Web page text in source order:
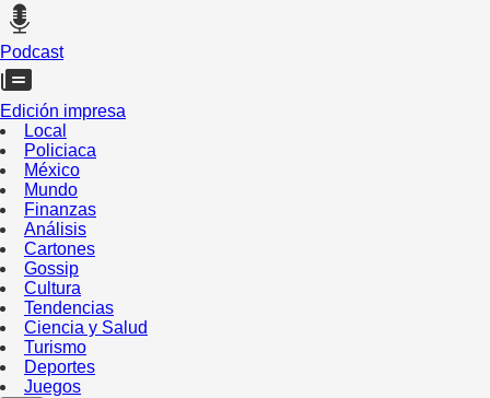
Podcast
Edición impresa
Local
Policiaca
México
Mundo
Finanzas
Análisis
Cartones
Gossip
Cultura
Tendencias
Ciencia y Salud
Turismo
Deportes
Juegos